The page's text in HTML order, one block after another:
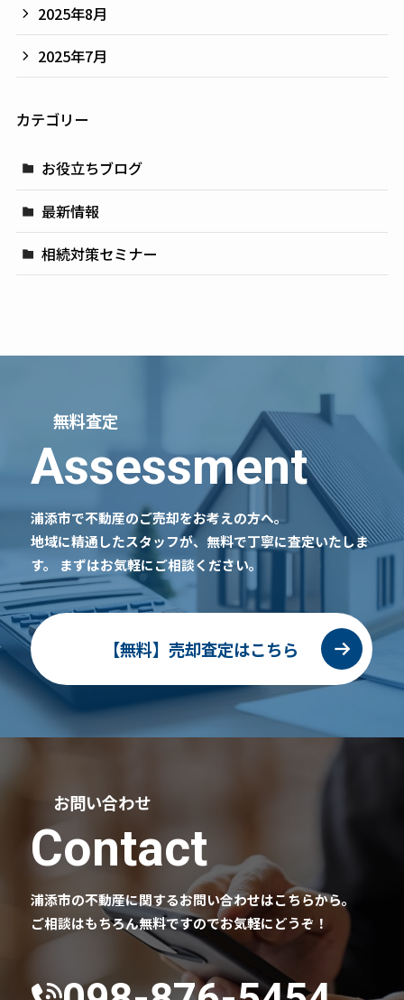
2025年8月
2025年7月
カテゴリー
お役立ちブログ
最新情報
相続対策セミナー
無料査定
Assessment
浦添市で不動産のご売却をお考えの方へ。
地域に精通したスタッフが、無料で丁寧に査定いたしま
す。
まずはお気軽にご相談ください。
【無料】売却査定はこちら
お問い合わせ
Contact
浦添市の不動産に関するお問い合わせはこちらから。
ご相談はもちろん無料ですのでお気軽にどうぞ！